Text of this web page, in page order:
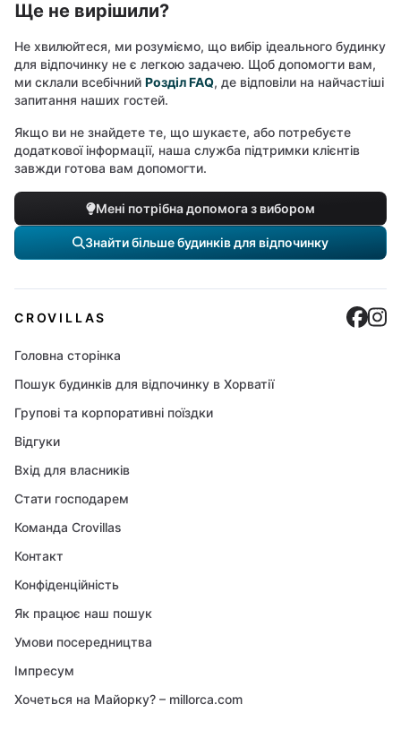
Ще не вирішили?
Не хвилюйтеся, ми розуміємо, що вибір ідеального будинку
для відпочинку не є легкою задачею. Щоб допомогти вам,
ми склали всебічний Розділ FAQ, де відповіли на найчастіші
запитання наших гостей.
Якщо ви не знайдете те, що шукаєте, або потребуєте
додаткової інформації, наша служба підтримки клієнтів
завжди готова вам допомогти.
Мені потрібна допомога з вибором
Знайти більше будинків для відпочинку
CROVILLAS
Головна сторінка
Пошук будинків для відпочинку в Хорватії
Групові та корпоративні поїздки
Відгуки
Вхід для власників
Стати господарем
Команда Crovillas
Контакт
Конфіденційність
Як працює наш пошук
Умови посередництва
Імпресум
Хочеться на Майорку? – millorca.com